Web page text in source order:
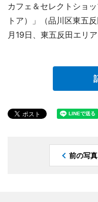
カフェ＆セレクトショ
トア）」（品川区東五
月19日、東五反田エリ
前の写真